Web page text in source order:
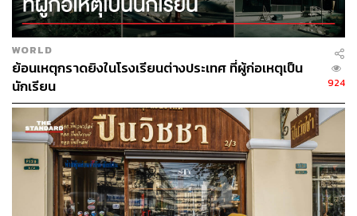
งานจึงมีเวลาทุ่มเทกับสิ่งที่เทคโนโลยียังทำแทนไม่ได้ นั่นคือ
การสนทนาที่ต้องอาศัยวิจารณญาณและความเข้าอกเข้าใจ
อย่างแท้จริง
การเปลี่ยนแปลงนี้ส่งผลพร้อมกันในหลายระดับ ตั้งแต่ทีมงาน
ที่ทำงานได้มีประสิทธิภาพและมั่นใจขึ้น ลูกค้าที่ได้รับการ
สื่อสารที่ตรงจุดและทันเวลากว่าเดิม และผู้บริหารมีภาพรวม
แบบ real-time เพื่อช่วยการตัดสินใจที่แม่นยำขึ้น
“ประสิทธิภาพการทำงานดีขึ้นมาก แต่สิ่งที่ได้มากกว่าคือ
คุณภาพการพูดคุยกับลูกค้า” Siva กล่าว
WORLD
ย้อนเหตุกราดยิงในโรงเรียนต่างประเทศ ที่ผู้ก่อเหตุเป็น
นักเรียน
924